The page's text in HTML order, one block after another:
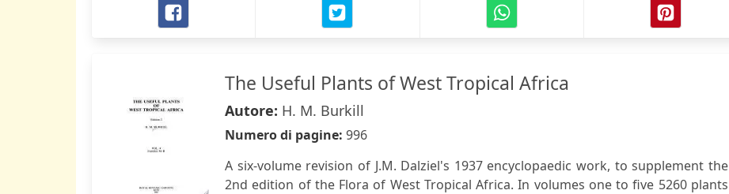
The Useful Plants of West Tropical Africa
Autore: H. M. Burkill
Numero di pagine: 996
A six-volume revision of J.M. Dalziel's 1937 encyclopaedic work, to supplement the
2nd edition of the Flora of West Tropical Africa. In volumes one to five 5260 plants